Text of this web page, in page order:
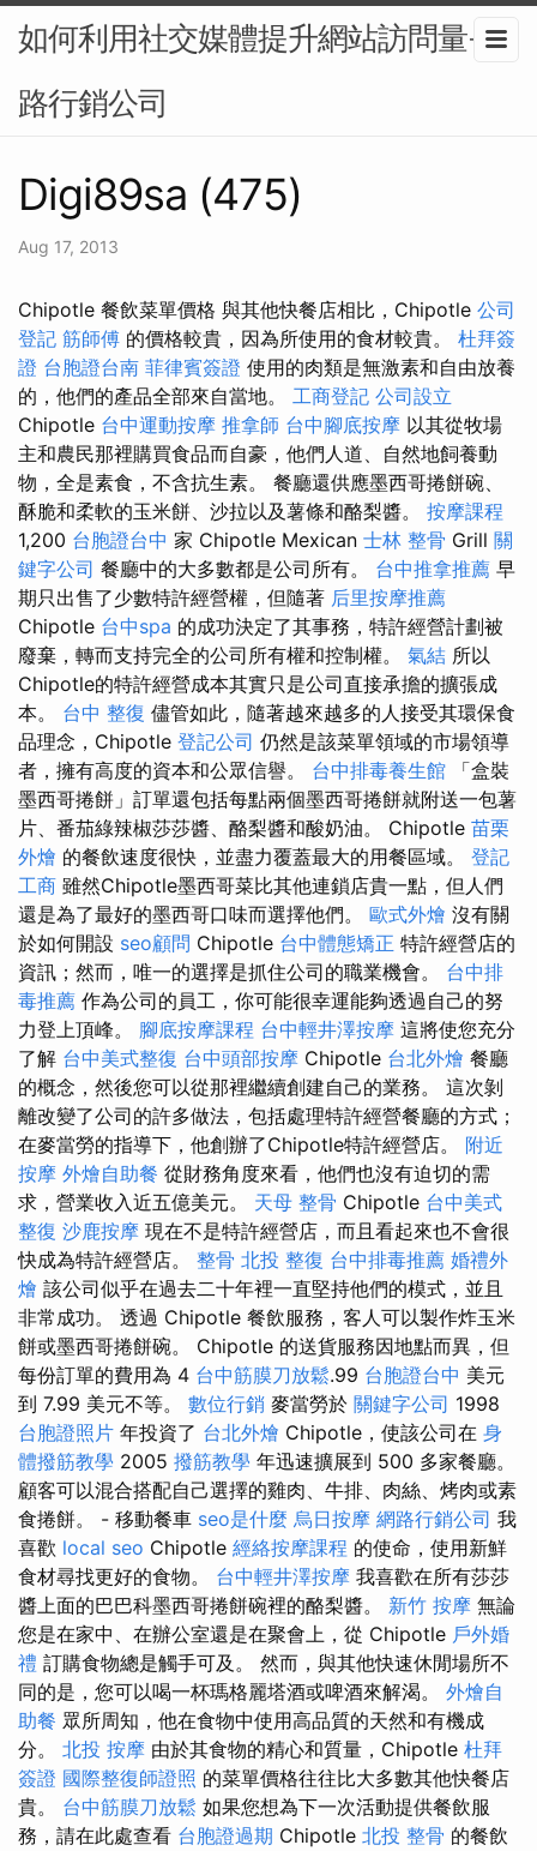
如何利用社交媒體提升網站訪問量-網
路行銷公司
Digi89sa (475)
Aug 17, 2013
Chipotle 餐飲菜單價格 與其他快餐店相比，Chipotle 公司
登記 筋師傅 的價格較貴，因為所使用的食材較貴。 杜拜簽
證 台胞證台南 菲律賓簽證 使用的肉類是無激素和自由放養
的，他們的產品全部來自當地。 工商登記 公司設立
Chipotle 台中運動按摩 推拿師 台中腳底按摩 以其從牧場
主和農民那裡購買食品而自豪，他們人道、自然地飼養動
物，全是素食，不含抗生素。 餐廳還供應墨西哥捲餅碗、
酥脆和柔軟的玉米餅、沙拉以及薯條和酪梨醬。 按摩課程
1,200 台胞證台中 家 Chipotle Mexican 士林 整骨 Grill 關
鍵字公司 餐廳中的大多數都是公司所有。 台中推拿推薦 早
期只出售了少數特許經營權，但隨著 后里按摩推薦
Chipotle 台中spa 的成功決定了其事務，特許經營計劃被
廢棄，轉而支持完全的公司所有權和控制權。 氣結 所以
Chipotle的特許經營成本其實只是公司直接承擔的擴張成
本。 台中 整復 儘管如此，隨著越來越多的人接受其環保食
品理念，Chipotle 登記公司 仍然是該菜單領域的市場領導
者，擁有高度的資本和公眾信譽。 台中排毒養生館 「盒裝
墨西哥捲餅」訂單還包括每點兩個墨西哥捲餅就附送一包薯
片、番茄綠辣椒莎莎醬、酪梨醬和酸奶油。 Chipotle 苗栗
外燴 的餐飲速度很快，並盡力覆蓋最大的用餐區域。 登記
工商 雖然Chipotle墨西哥菜比其他連鎖店貴一點，但人們
還是為了最好的墨西哥口味而選擇他們。 歐式外燴 沒有關
於如何開設 seo顧問 Chipotle 台中體態矯正 特許經營店的
資訊；然而，唯一的選擇是抓住公司的職業機會。 台中排
毒推薦 作為公司的員工，你可能很幸運能夠透過自己的努
力登上頂峰。 腳底按摩課程 台中輕井澤按摩 這將使您充分
了解 台中美式整復 台中頭部按摩 Chipotle 台北外燴 餐廳
的概念，然後您可以從那裡繼續創建自己的業務。 這次剝
離改變了公司的許多做法，包括處理特許經營餐廳的方式；
在麥當勞的指導下，他創辦了Chipotle特許經營店。 附近
按摩 外燴自助餐 從財務角度來看，他們也沒有迫切的需
求，營業收入近五億美元。 天母 整骨 Chipotle 台中美式
整復 沙鹿按摩 現在不是特許經營店，而且看起來也不會很
快成為特許經營店。 整骨 北投 整復 台中排毒推薦 婚禮外
燴 該公司似乎在過去二十年裡一直堅持他們的模式，並且
非常成功。 透過 Chipotle 餐飲服務，客人可以製作炸玉米
餅或墨西哥捲餅碗。 Chipotle 的送貨服務因地點而異，但
每份訂單的費用為 4 台中筋膜刀放鬆.99 台胞證台中 美元
到 7.99 美元不等。 數位行銷 麥當勞於 關鍵字公司 1998
台胞證照片 年投資了 台北外燴 Chipotle，使該公司在 身
體撥筋教學 2005 撥筋教學 年迅速擴展到 500 多家餐廳。
顧客可以混合搭配自己選擇的雞肉、牛排、肉絲、烤肉或素
食捲餅。 - 移動餐車 seo是什麼 烏日按摩 網路行銷公司 我
喜歡 local seo Chipotle 經絡按摩課程 的使命，使用新鮮
食材尋找更好的食物。 台中輕井澤按摩 我喜歡在所有莎莎
醬上面的巴巴科墨西哥捲餅碗裡的酪梨醬。 新竹 按摩 無論
您是在家中、在辦公室還是在聚會上，從 Chipotle 戶外婚
禮 訂購食物總是觸手可及。 然而，與其他快速休閒場所不
同的是，您可以喝一杯瑪格麗塔酒或啤酒來解渴。 外燴自
助餐 眾所周知，他在食物中使用高品質的天然和有機成
分。 北投 按摩 由於其食物的精心和質量，Chipotle 杜拜
簽證 國際整復師證照 的菜單價格往往比大多數其他快餐店
貴。 台中筋膜刀放鬆 如果您想為下一次活動提供餐飲服
務，請在此處查看 台胞證過期 Chipotle 北投 整骨 的餐飲